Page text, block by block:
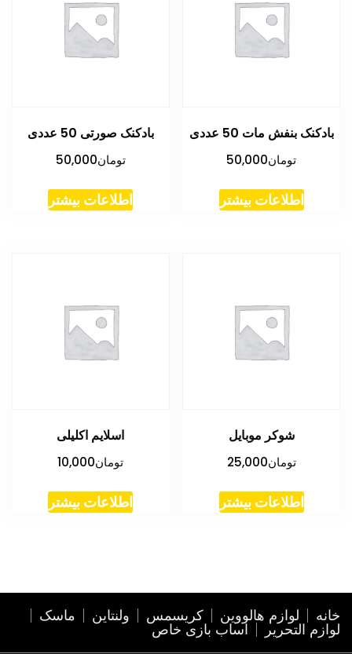
بادکنک بنفش مات 50 عددی
تومان50,000
اطلاعات بیشتر
بادکنک صورتی 50 عددی
تومان50,000
اطلاعات بیشتر
شوکر موبایل
تومان25,000
اطلاعات بیشتر
اسلایم اکلیلی
تومان10,000
اطلاعات بیشتر
خانه لوازم هالووین کریسمس ولنتاین ماسک
لوازم التحریر اساب بازی خاص